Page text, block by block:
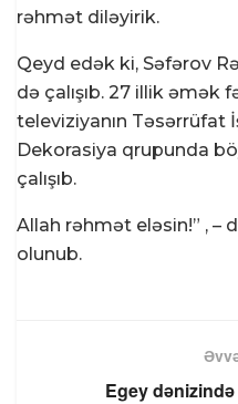
rəhmət diləyirik.
Qeyd edək ki, Səfərov
də çalışıb. 27 illik əmək
televiziyanın Təsərrüfat
Dekorasiya qrupunda
çalışıb.
Allah rəhmət eləsin!” , –
olunub.
Egey dənizində